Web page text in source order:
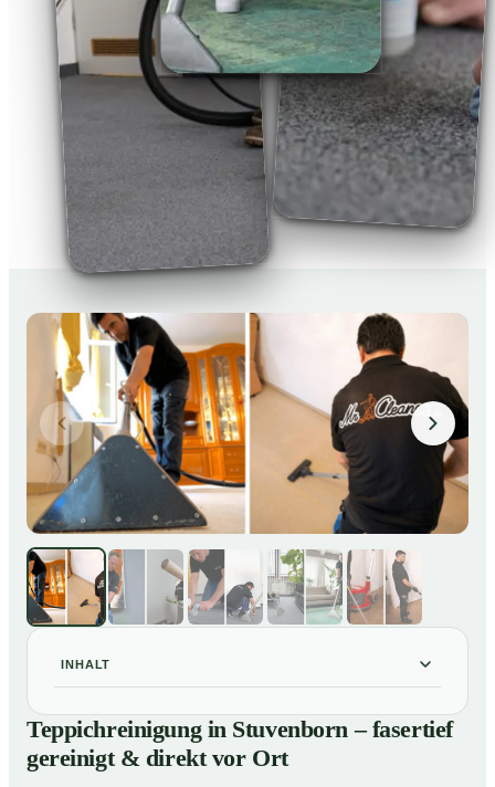
INHALT
01Teppichreinigung in Stuvenborn – fasertief gereinigt &
direkt vor Ort
Unsere Leistungen im Überblick
Teppichreinigung in Stuvenborn – fasertief
gereinigt & direkt vor Ort